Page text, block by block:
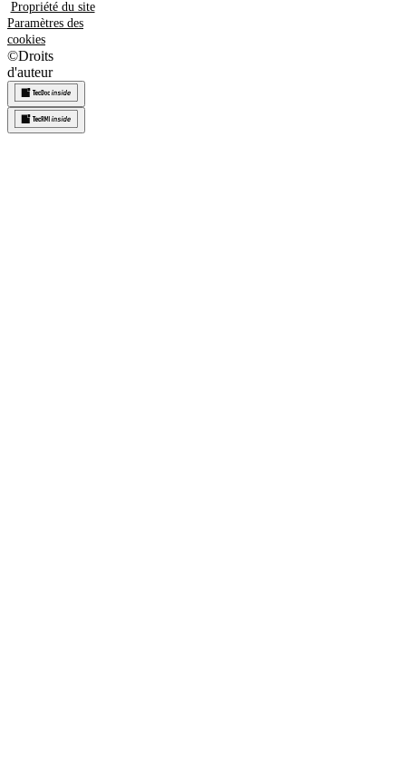
Propriété du site
Paramètres des
cookies
©Droits
d'auteur